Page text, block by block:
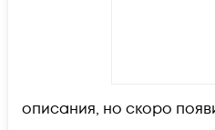
описания, но скоро